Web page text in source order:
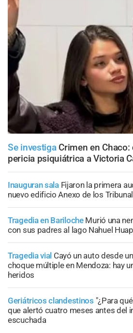
Se investiga Crimen en
pericia psiquiátrica a Victoria
Inauguran sala Fijaron la primera
nuevo edificio Anexo de los
Tragedia en Bariloche Murió una
con sus padres al lago Nahuel
Tragedia vial Cayó un auto desde
choque múltiple en Mendoza: hay
heridos
Geriátricos clandestinos "¿Para
que alertó cuatro meses antes del
escuchada